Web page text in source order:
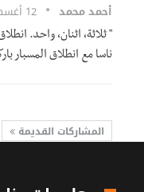
أحمد محمد 12 أغسطس 2018
" ثلاثة، اثنان، واحد.
ناسا مع انطلاق المسبار
المشاركات القديمة